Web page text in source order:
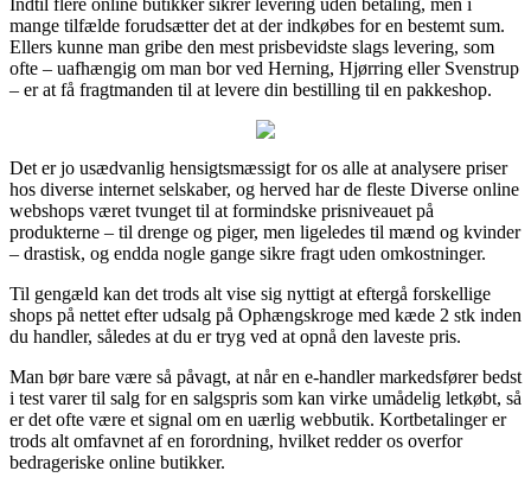
mange tilfælde forudsætter det at der indkøbes for en bestemt sum.
Ellers kunne man gribe den mest prisbevidste slags levering, som
ofte – uafhængig om man bor ved Herning, Hjørring eller Svenstrup
– er at få fragtmanden til at levere din bestilling til en pakkeshop.
Det er jo usædvanlig hensigtsmæssigt for os alle at analysere priser
hos diverse internet selskaber, og herved har de fleste Diverse online
webshops været tvunget til at formindske prisniveauet på
produkterne – til drenge og piger, men ligeledes til mænd og kvinder
– drastisk, og endda nogle gange sikre fragt uden omkostninger.
Til gengæld kan det trods alt vise sig nyttigt at eftergå forskellige
shops på nettet efter udsalg på Ophængskroge med kæde 2 stk inden
du handler, således at du er tryg ved at opnå den laveste pris.
Man bør bare være så påvagt, at når en e-handler markedsfører bedst
i test varer til salg for en salgspris som kan virke umådelig letkøbt, så
er det ofte være et signal om en uærlig webbutik. Kortbetalinger er
trods alt omfavnet af en forordning, hvilket redder os overfor
bedrageriske online butikker.